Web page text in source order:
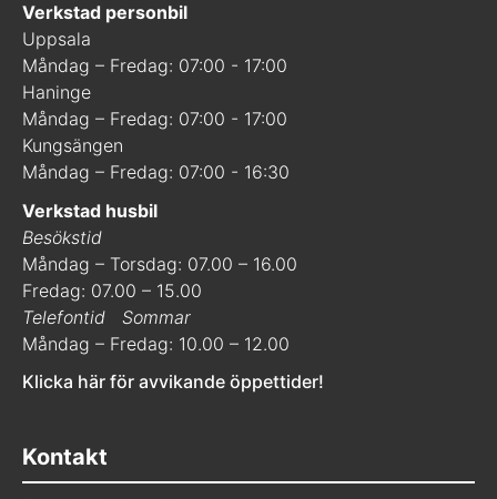
Verkstad personbil
Uppsala
Måndag – Fredag: 07:00 - 17:00
Haninge
Måndag – Fredag: 07:00 - 17:00
Kungsängen
Måndag – Fredag: 07:00 - 16:30
Verkstad husbil
Besökstid
Måndag – Torsdag: 07.00 – 16.00
Fredag: 07.00 – 15.00
Telefontid
Sommar
Måndag – Fredag: 10.00 – 12.00
Klicka här för avvikande öppettider!
Kontakt